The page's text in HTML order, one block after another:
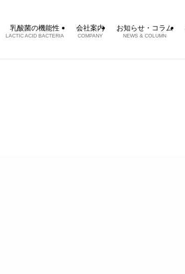
乳酸菌の機能性
LACTIC ACID BACTERIA
会社案内
COMPANY
お知らせ・コラム
NEWS & COLUMN